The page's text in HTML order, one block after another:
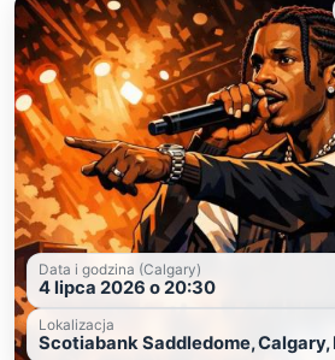
Data i godzina (Calgary)
4 lipca 2026 o 20:30
Lokalizacja
Scotiabank Saddledome, Calgary,